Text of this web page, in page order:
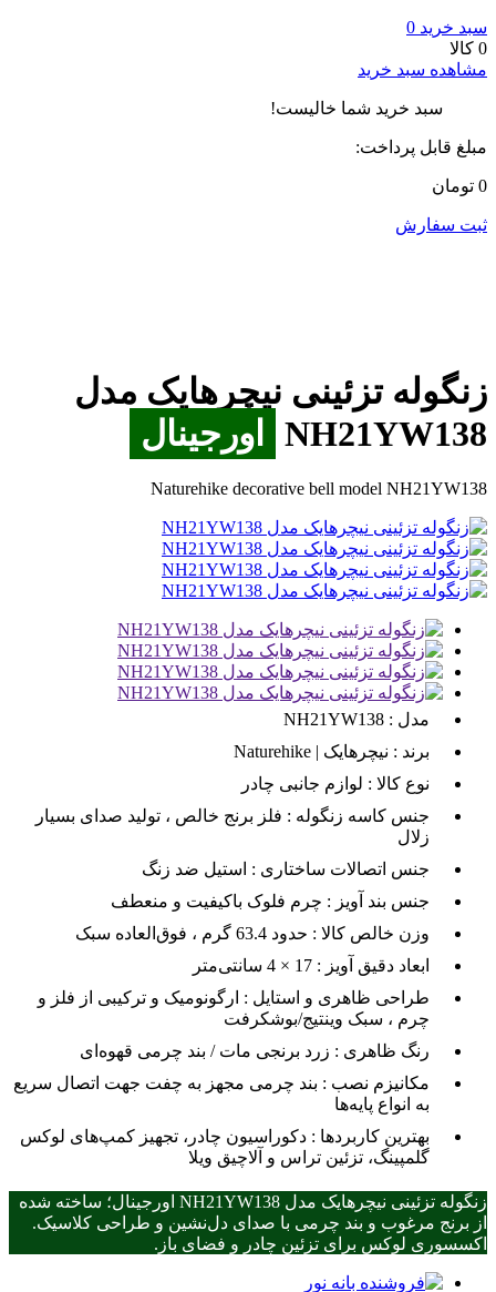
سبد خرید 0
0 کالا
مشاهده سبد خرید
سبد خرید شما خالیست!
مبلغ قابل پرداخت:
0 تومان
ثبت سفارش
زنگوله تزئینی نیچرهایک مدل
NH21YW138
اورجینال
Naturehike decorative bell model NH21YW138
مدل : NH21YW138
برند : نیچرهایک | Naturehike
نوع کالا : لوازم جانبی چادر
جنس کاسه زنگوله : فلز برنج خالص ، تولید صدای بسیار
زلال
جنس اتصالات ساختاری : استیل ضد زنگ
جنس بند آویز : چرم فلوک باکیفیت و منعطف
وزن خالص کالا : حدود 63.4 گرم ، فوق‌العاده سبک
ابعاد دقیق آویز : 17 × 4 سانتی‌متر
طراحی ظاهری و استایل : ارگونومیک و ترکیبی از فلز و
چرم ، سبک وینتیج/بوشکرفت
رنگ ظاهری : زرد برنجی مات / بند چرمی قهوه‌ای
مکانیزم نصب : بند چرمی مجهز به چفت جهت اتصال سریع
به انواع پایه‌ها
بهترین کاربردها : دکوراسیون چادر، تجهیز کمپ‌های لوکس
گلمپینگ، تزئین تراس و آلاچیق ویلا
زنگوله تزئینی نیچرهایک مدل NH21YW138 اورجینال؛ ساخته شده
از برنج مرغوب و بند چرمی با صدای دل‌نشین و طراحی کلاسیک.
اکسسوری لوکس برای تزئین چادر و فضای باز.